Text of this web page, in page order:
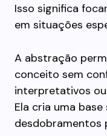
Isso significa
em situações
A abstração
conceito sem
interpretativos
Ela cria uma
desdobramentos